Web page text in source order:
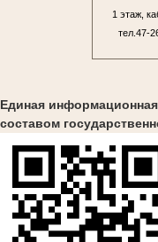
1 этаж,
тел.47-
Единая
составом